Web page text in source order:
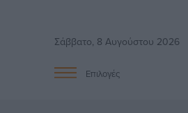
Σάββατο, 8 Αυγούστου 2026
Επιλογές